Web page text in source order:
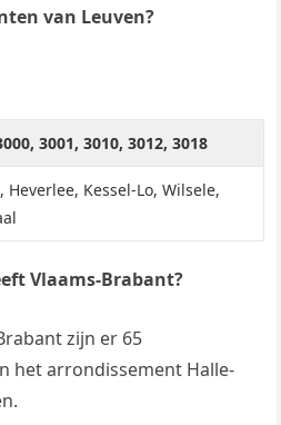
van Leuven?
3001, 3010, 3012, 3018
Heverlee, Kessel-Lo, Wilsele,
Vlaams-Brabant?
zijn er 65
het arrondissement Halle-